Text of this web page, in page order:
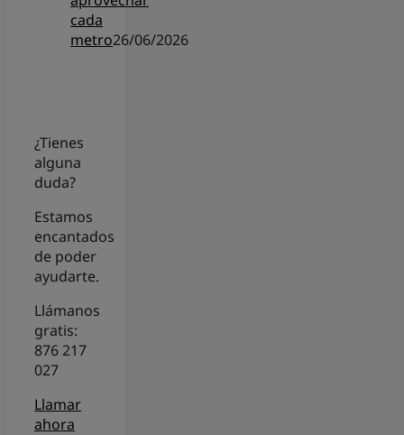
cada
metro26/06/2026
¿Tienes
alguna
duda?
Estamos
encantados
de poder
ayudarte.
Llámanos
gratis:
876 217
027
Llamar
ahora